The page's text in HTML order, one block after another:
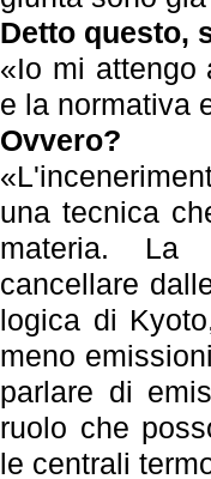
Detto questo,
«Io mi attengo
e la normativa
Ovvero?
una tecnica
materia. La
cancellare
logica di
meno
parlare di
ruolo che
le centrali